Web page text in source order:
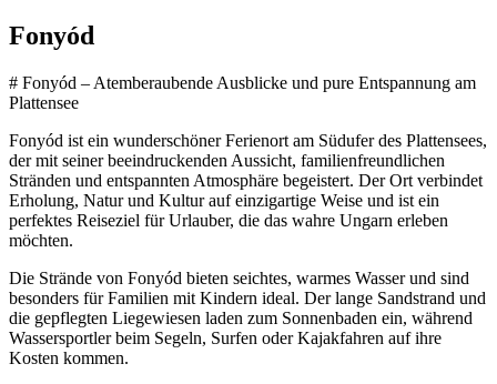
Fonyód
# Fonyód – Atemberaubende Ausblicke und pure Entspannung am
Plattensee
Fonyód ist ein wunderschöner Ferienort am Südufer des Plattensees,
der mit seiner beeindruckenden Aussicht, familienfreundlichen
Stränden und entspannten Atmosphäre begeistert. Der Ort verbindet
Erholung, Natur und Kultur auf einzigartige Weise und ist ein
perfektes Reiseziel für Urlauber, die das wahre Ungarn erleben
möchten.
Die Strände von Fonyód bieten seichtes, warmes Wasser und sind
besonders für Familien mit Kindern ideal. Der lange Sandstrand und
die gepflegten Liegewiesen laden zum Sonnenbaden ein, während
Wassersportler beim Segeln, Surfen oder Kajakfahren auf ihre
Kosten kommen.